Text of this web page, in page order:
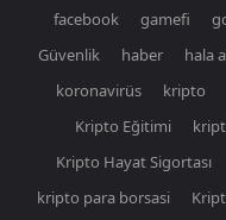
facebook
gamefi
Güvenlik
haber hala
koronavirüs
kripto
Kripto Eğitimi
Kripto Hayat Sigortası
kripto para borsasi